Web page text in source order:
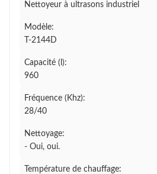
Nettoyeur à ultrasons industriel
Modèle:
T-2144D
Capacité (l):
960
Fréquence (Khz):
28/40
Nettoyage:
- Oui, oui.
Température de chauffage: